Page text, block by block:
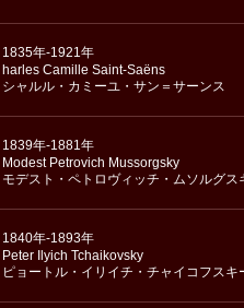
1835年-1921年
harles Camille Saint-Saëns
シャルル・カミーユ・サン＝サーンス
1839年-1881年
Modest Petrovich Mussorgsky
モデスト・ペトロヴィッチ・ムソルグス
1840年-1893年
Peter Ilyich Tchaikovsky
ピョートル・イリイチ・チャイコフスキ